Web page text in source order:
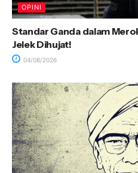
OPINI
Standar Ganda dalam
Jelek Dihujat!
04/08/2026